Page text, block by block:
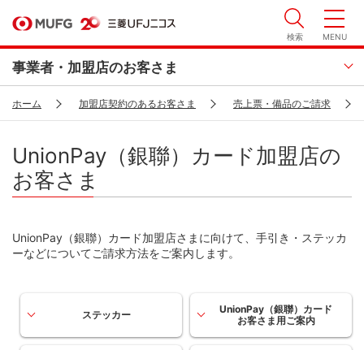
検索 MENU
事業者・加盟店のお客さま
ホーム 加盟店契約のあるお客さま 売上票・備品のご請求
UnionPay（銀聯）カード加盟店の
お客さま
UnionPay（銀聯）カード加盟店さまに向けて、手引き・ステッカ
ーなどについてご請求方法をご案内します。
ステッカー
UnionPay（銀聯）カード
お客さま用ご案内